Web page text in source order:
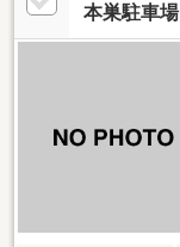
本巣駐車場